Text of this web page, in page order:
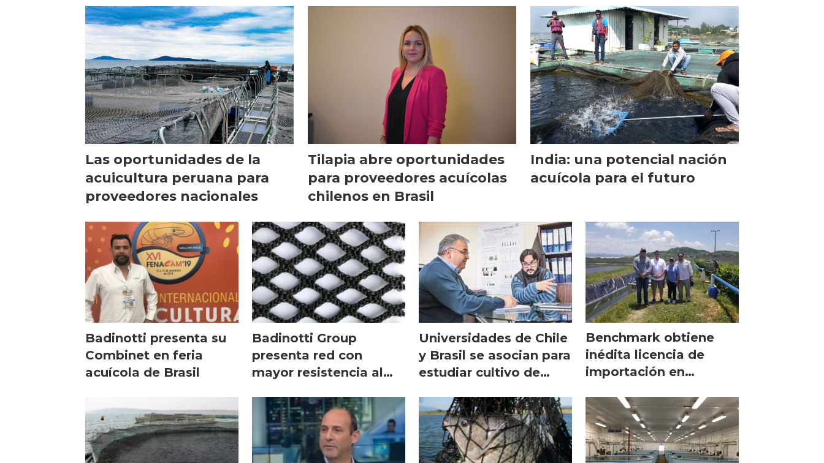
Las oportunidades de la
acuicultura peruana para
proveedores nacionales
Tilapia abre oportunidades
para proveedores acuícolas
chilenos en Brasil
India: una potencial nación
acuícola para el futuro
Badinotti presenta su
Combinet en feria
acuícola de Brasil
Badinotti Group
presenta red con
mayor resistencia al
Universidades de Chile
y Brasil se asocian para
estudiar cultivo de
Benchmark obtiene
inédita licencia de
importación en